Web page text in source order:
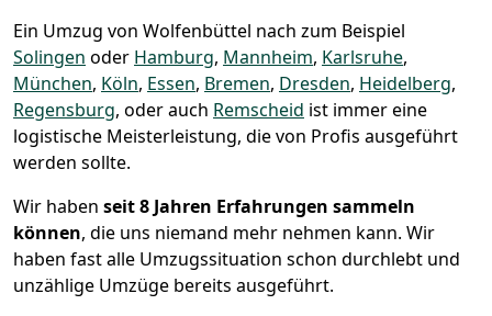
Ein Umzug von Wolfenbüttel nach zum Beispiel
Solingen oder Hamburg, Mannheim, Karlsruhe,
München, Köln, Essen, Bremen, Dresden, Heidelberg,
Regensburg, oder auch Remscheid ist immer eine
logistische Meisterleistung, die von Profis ausgeführt
werden sollte.
Wir haben seit8 Jahren Erfahrungen sammeln
können, die uns niemand mehr nehmen kann. Wir
haben fast alle Umzugssituation schon durchlebt und
unzählige Umzüge bereits ausgeführt.